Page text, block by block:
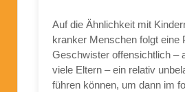
Auf die Ähnlichkeit mit
kranker Menschen folgt eine
Geschwister offensichtlich –
viele Eltern – ein relativ
führen können, um dann im